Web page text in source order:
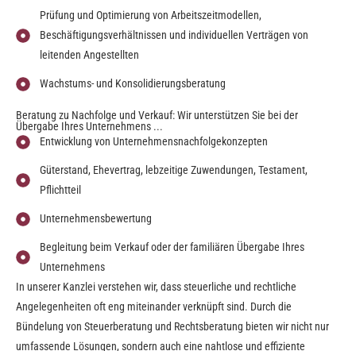
Prüfung und Optimierung von Arbeitszeitmodellen,
Beschäftigungsverhältnissen und individuellen Verträgen von
leitenden Angestellten
Wachstums- und Konsolidierungsberatung
Beratung zu Nachfolge und Verkauf: Wir unterstützen Sie bei der
Übergabe Ihres Unternehmens ...
Entwicklung von Unternehmensnachfolgekonzepten
Güterstand, Ehevertrag, lebzeitige Zuwendungen, Testament,
Pflichtteil
Unternehmensbewertung
Begleitung beim Verkauf oder der familiären Übergabe Ihres
Unternehmens
In unserer Kanzlei verstehen wir, dass steuerliche und rechtliche
Angelegenheiten oft eng miteinander verknüpft sind. Durch die
Bündelung von Steuerberatung und Rechtsberatung bieten wir nicht nur
umfassende Lösungen, sondern auch eine nahtlose und effiziente